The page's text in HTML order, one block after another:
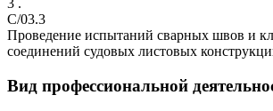
3 .
C/03.3
Проведение испытаний сварных швов и
соединений судовых листовых
Вид профессиональной